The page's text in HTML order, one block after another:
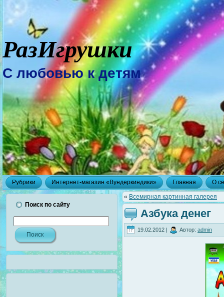
РазИгрушки
С любовью к детям
Рубрики Интернет-магазин «Вундеркиндики» Главная О
Поиск по сайту
« Всемирная картинная галерея
Азбука денег
19.02.2012 | Автор: admin